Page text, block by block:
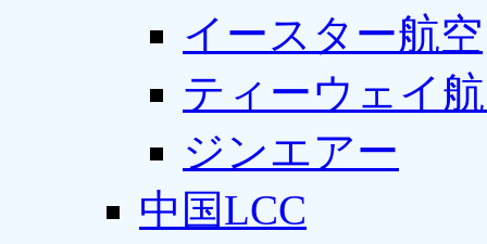
イースター航空
ティーウェイ
ジンエアー
中国LCC